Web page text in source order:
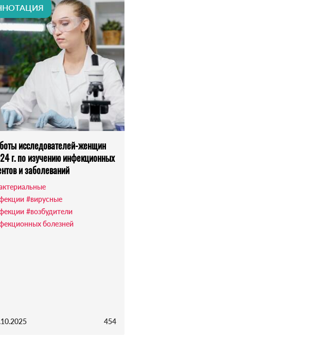
исследователей-женщин
г. по изучению инфекционных
и заболеваний
#вирусные
#возбудители
болезней
454